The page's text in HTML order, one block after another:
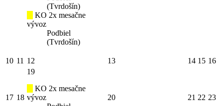
(Tvrdošín)
KO 2x mesačne
vývoz
Podbiel
(Tvrdošín)
10 11 12 13 14 15 16
17 18
19
KO 2x mesačne
vývoz
20 21 22 23